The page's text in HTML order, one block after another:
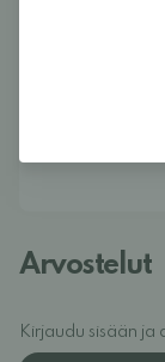
minimalistisiin
koota yhteen
kenkien
löytäminen
Arvostelut
Kirjaudu sisään ja